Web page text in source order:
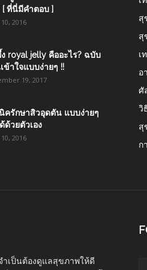
[ ที่นี่มีคำตอบ ]
2016
royal jelly คืออะไร? ฉบับ
ข้าใจแบบง่ายๆ !!
19, 2017
ครักษาสิวอุดตัน แบบง่ายๆ
ด้วยตัวเอง
2016
สุ
สุ
เ
อ
ศั
วิ
สุ
ก
เป็นต้องดูแลสุขภาพให้ดี